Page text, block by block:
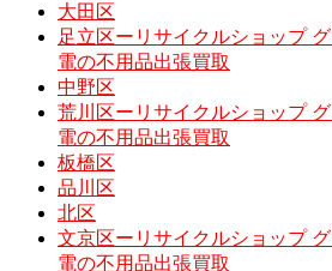
大田区
足立区ーリサイクルショップ
電の不用品出張買取
中野区
荒川区ーリサイクルショップ
電の不用品出張買取
板橋区
品川区
北区
文京区ーリサイクルショップ
電の不用品出張買取